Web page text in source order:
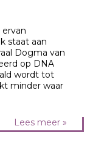
staat aan
Dogma van
op DNA
wordt tot
minder waar
Lees meer »